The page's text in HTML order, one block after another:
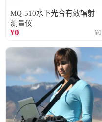
MQ-510水下光合有效辐射
测量仪
¥0 ¥0